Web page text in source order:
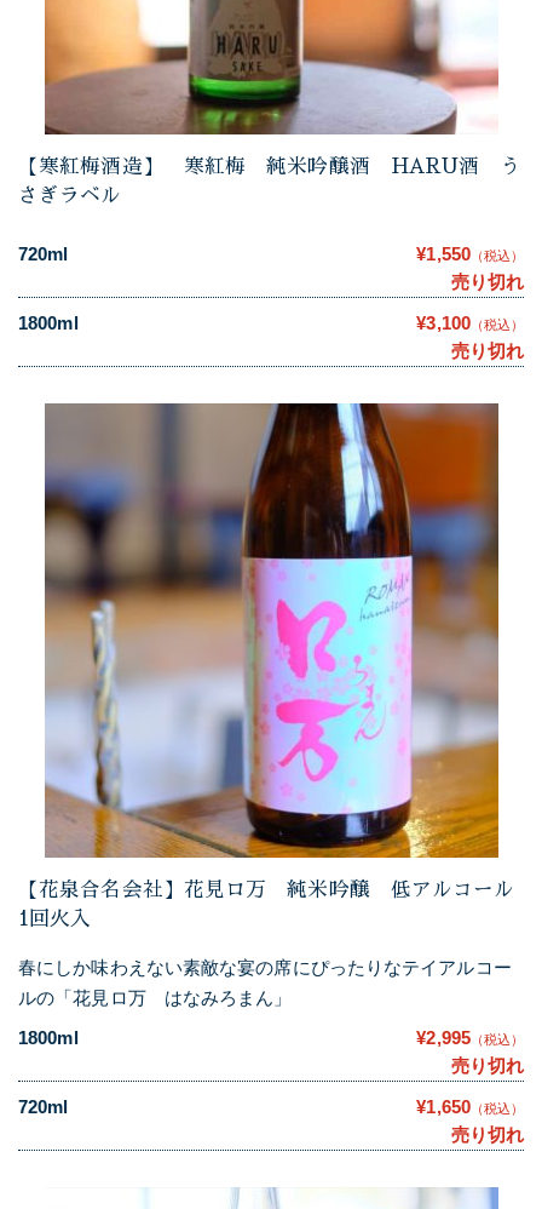
【寒紅梅酒造】 寒紅梅 純米吟醸酒 HARU酒 う
さぎラベル
720ml ¥1,550 （税込）
売り切れ
1800ml
¥3,100 （税込）
売り切れ
【花泉合名会社】花見ロ万 純米吟醸 低アルコール
1回火入
春にしか味わえない素敵な宴の席にぴったりなテイアルコー
ルの「花見ロ万 はなみろまん」
1800ml
¥2,995 （税込）
売り切れ
720ml
¥1,650 （税込）
売り切れ